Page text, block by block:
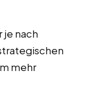
je nach
mehr